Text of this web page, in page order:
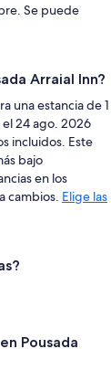
Se puede
Arraial Inn?
una estancia de 1
el 24 ago. 2026
incluidos. Este
bajo
en los
cambios. Elige las
Pousada